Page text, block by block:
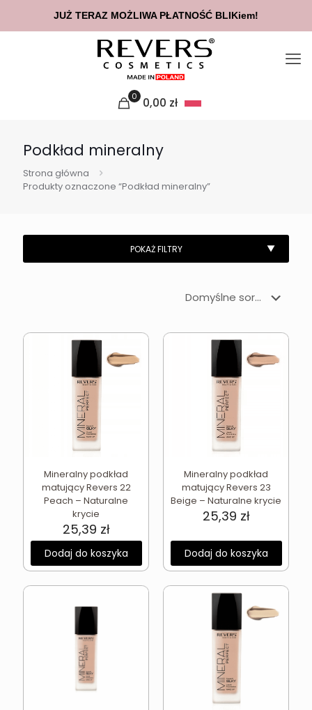
0 0,00 zł
Podkład mineralny
Strona główna
Produkty oznaczone “Podkład mineralny”
Mineralny podkład
matujący Revers 22
Peach – Naturalne
krycie
25,39 zł
Dodaj do koszyka
Mineralny podkład
matujący Revers 23
Beige – Naturalne krycie
25,39 zł
Dodaj do koszyka
JUŻ TERAZ MOŻLIWA PŁATNOŚĆ BLIKiem!